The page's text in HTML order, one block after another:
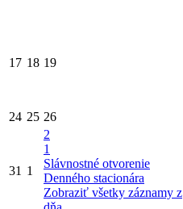
17 18 19
24 25 26
31 1
2
1
Slávnostné otvorenie
Denného stacionára
Zobraziť všetky záznamy z